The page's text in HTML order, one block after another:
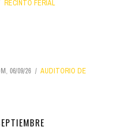
RECINTO FERIAL
06/09/26
AUDITORIO DE